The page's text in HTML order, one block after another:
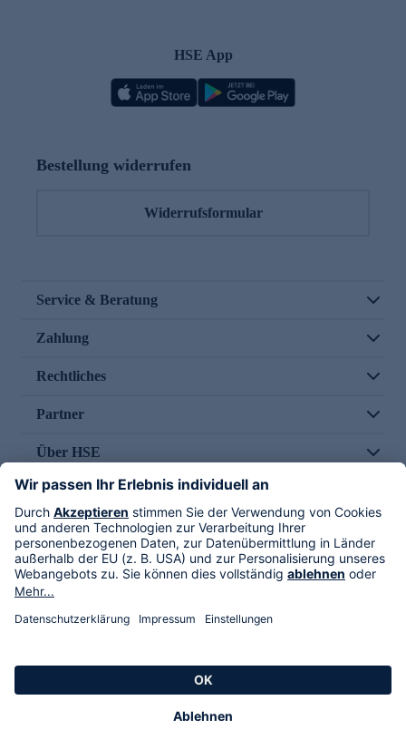
HSE App
Bestellung widerrufen
Widerrufsformular
Service & Beratung
Zahlung
Rechtliches
Partner
Über HSE
Im TV
HSE International